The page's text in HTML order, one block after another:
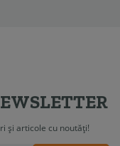
și articole cu noutăți!